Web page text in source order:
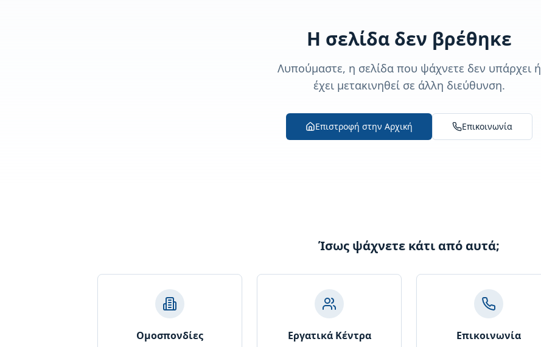
Η σελίδα δεν βρέθηκε
Λυπούμαστε, η σελίδα που ψάχνετε δεν υπάρχει ή
έχει μετακινηθεί σε άλλη διεύθυνση.
Επιστροφή στην Αρχική Επικοινωνία
Ίσως ψάχνετε κάτι από αυτά;
Ομοσπονδίες Εργατικά Κέντρα Επικοινωνία